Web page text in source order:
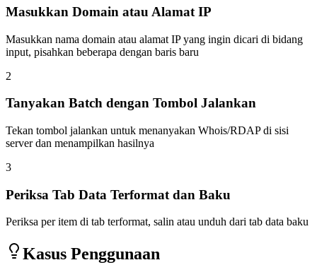
Masukkan Domain atau Alamat IP
Masukkan nama domain atau alamat IP yang ingin dicari di bidang
input, pisahkan beberapa dengan baris baru
2
Tanyakan Batch dengan Tombol Jalankan
Tekan tombol jalankan untuk menanyakan Whois/RDAP di sisi
server dan menampilkan hasilnya
3
Periksa Tab Data Terformat dan Baku
Periksa per item di tab terformat, salin atau unduh dari tab data baku
Kasus Penggunaan